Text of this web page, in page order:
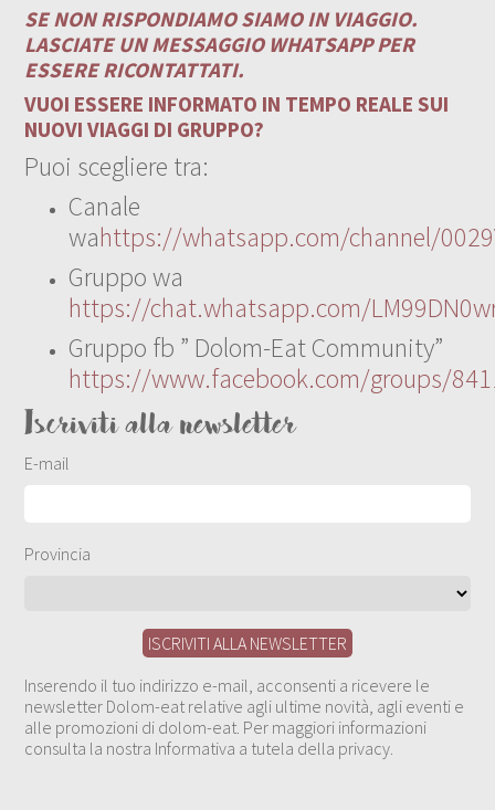
SE NON RISPONDIAMO SIAMO IN VIAGGIO.
LASCIATE UN MESSAGGIO WHATSAPP PER
ESSERE RICONTATTATI.
VUOI ESSERE INFORMATO IN TEMPO REALE SUI
NUOVI VIAGGI DI GRUPPO?
Puoi scegliere tra:
Canale
wahttps://whatsapp.com/channel/
Gruppo wa
https://chat.whatsapp.com/
Gruppo fb ” Dolom-Eat Community”
https://www.facebook.com/groups/
Iscriviti alla newsletter
E-mail
Provincia
Inserendo il tuo indirizzo e-mail, acconsenti a ricevere le
newsletter Dolom-eat relative agli ultime novità, agli eventi e
alle promozioni di dolom-eat. Per maggiori informazioni
consulta la nostra Informativa a tutela della privacy.